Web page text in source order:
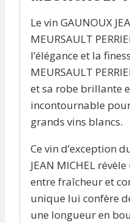
Le vin GAUNOUX
MEURSAULT
l’élégance et la
MEURSAULT
et sa robe brillante
incontournable
grands vins blancs.
Ce vin d’exception
JEAN MICHEL
entre fraîcheur et
unique lui confère
une longueur en